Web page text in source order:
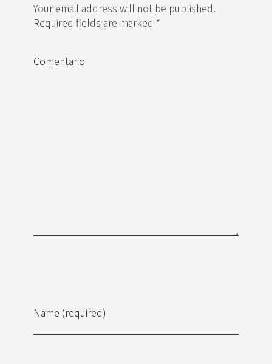
Your email address will not be published.
Required fields are marked *
Name (required)
Comentario